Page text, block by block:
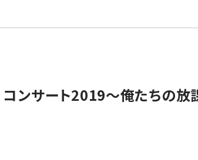
コンサート2019～俺たちの放